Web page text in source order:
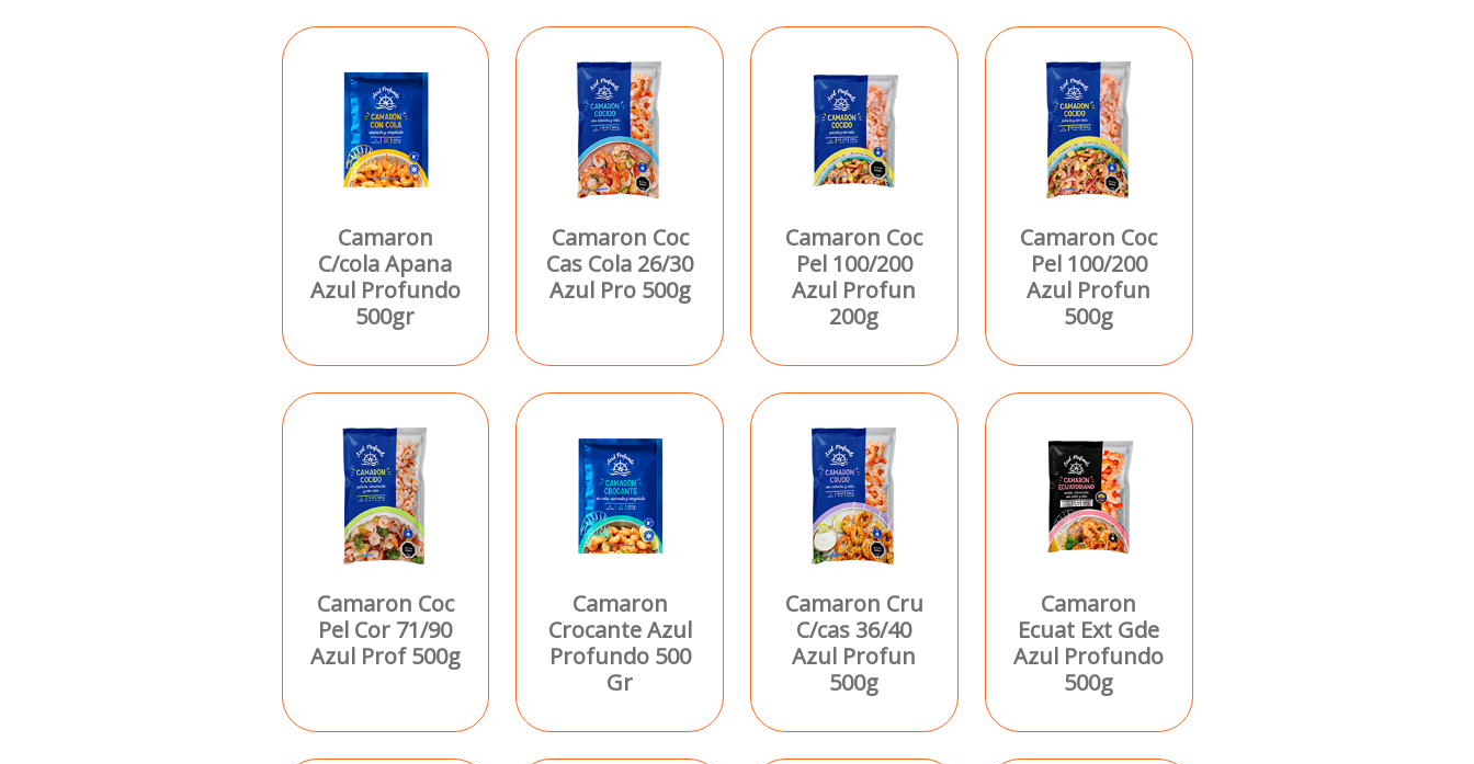
Camaron
C/cola Apana
Azul Profundo
500gr
Camaron Coc
Cas Cola 26/30
Azul Pro 500g
Camaron Coc
Pel 100/200
Azul Profun
200g
Camaron Coc
Pel 100/200
Azul Profun
500g
Camaron Coc
Pel Cor 71/90
Azul Prof 500g
Camaron
Crocante Azul
Profundo 500
Gr
Camaron Cru
C/cas 36/40
Azul Profun
500g
Camaron
Ecuat Ext Gde
Azul Profundo
500g